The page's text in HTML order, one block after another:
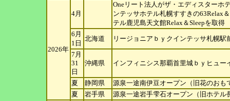
2026年
4月
Oneリート法人がザ・エディスターホ
ンテッサホテル札幌すすきの63Relax
テル鹿児島天文館Relax＆Sleepを取得
6月
1日
北海道 リージョニアｂｙクインテッサ札幌駅
7月
31
日
沖縄県 インフィニシス那覇首里城ｂｙヒュ
夏 静岡県
源泉一途南伊豆オープン（旧花のおも
夏
岩手県 源泉一途岩手雫石オープン（旧ホテル